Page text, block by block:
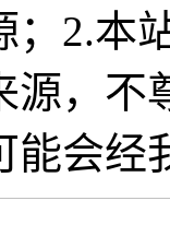
；2.本
源，不
能会经